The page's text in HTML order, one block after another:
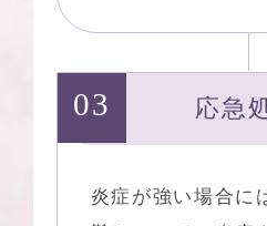
応急
炎症が強い場合に